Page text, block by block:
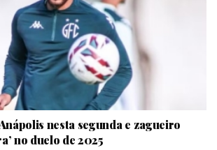
nesta segunda e zagueiro
no duelo de 2025